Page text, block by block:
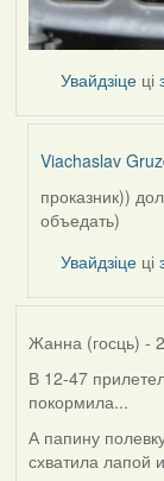
Увайдзіце ці
Viachaslav
In
reply
Feather
проказник))
объедать)
Увайдзіце ці
Жанна (госць) -
В 12-47
покормила...
А папину
схватила лапой